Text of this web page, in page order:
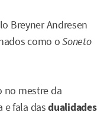
Breyner Andresen
como oSoneto
no mestre da
e fala dasdualidades